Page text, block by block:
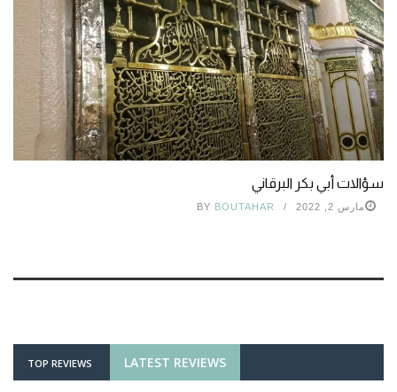
سؤالات أبي بكر البرقاني
مارس 2, 2022 BY BOUTAHAR
LATEST REVIEWS
TOP REVIEWS